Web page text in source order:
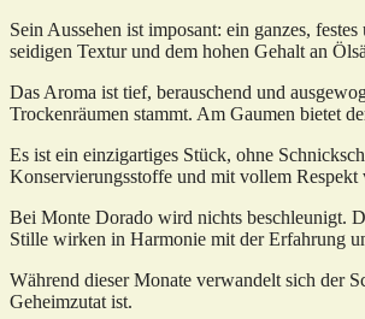
Sein Aussehen ist imposant: ein ganzes,
seidigen Textur und dem hohen Gehalt an
Das Aroma ist tief, berauschend und
Trockenräumen stammt. Am Gaumen bietet
Es ist ein einzigartiges Stück, ohne
Konservierungsstoffe und mit vollem Respekt
Bei Monte Dorado wird nichts beschleunigt.
Stille wirken in Harmonie mit der Erfahrung
Während dieser Monate verwandelt sich der
Geheimzutat ist.